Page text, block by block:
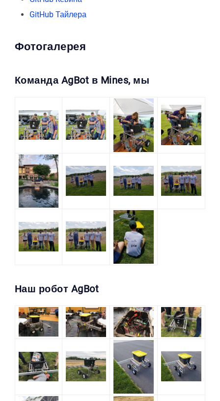
GitHub Тайлера
Фотогалерея
Команда AgBot в Mines, мы
Наш робот AgBot